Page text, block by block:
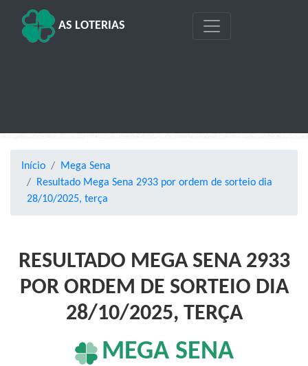
AS LOTERIAS
Início
Mega Sena
Resultado Mega Sena 2933 por ordem de sorteio dia
28/10/2025, terça
RESULTADO MEGA SENA 2933
POR ORDEM DE SORTEIO DIA
28/10/2025, TERÇA
MEGA SENA